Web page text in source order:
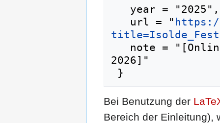
   url = "
https://
2026]"
Bei Benutzung der
Bereich der Einleitung),